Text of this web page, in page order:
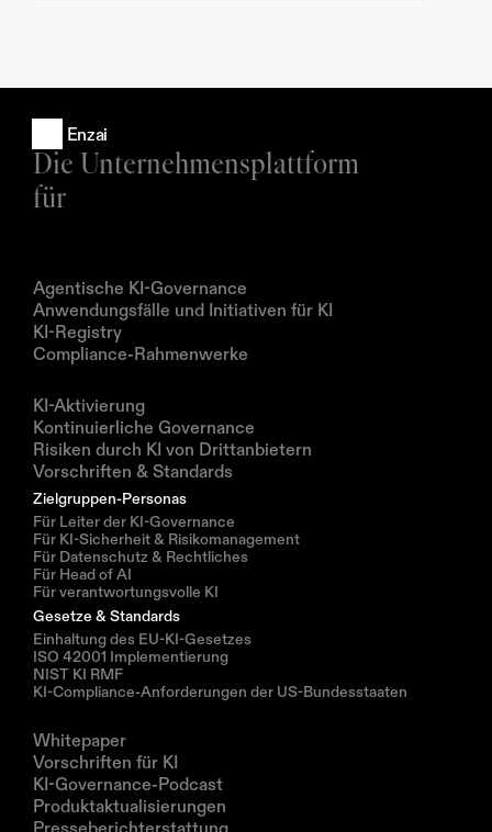
Enzai
Die Unternehmensplattform
für
Agentische KI-Governance
Anwendungsfälle und Initiativen für KI
KI-Registry
Compliance-Rahmenwerke
KI-Aktivierung
Kontinuierliche Governance
Risiken durch KI von Drittanbietern
Vorschriften & Standards
Zielgruppen-Personas
Für Leiter der KI-Governance
Für KI-Sicherheit & Risikomanagement
Für Datenschutz & Rechtliches
Für Head of AI
Für verantwortungsvolle KI
Gesetze & Standards
Einhaltung des EU-KI-Gesetzes
ISO 42001 Implementierung
NIST KI RMF
KI-Compliance-Anforderungen der US-Bundesstaaten
Whitepaper
Vorschriften für KI
KI-Governance-Podcast
Produktaktualisierungen